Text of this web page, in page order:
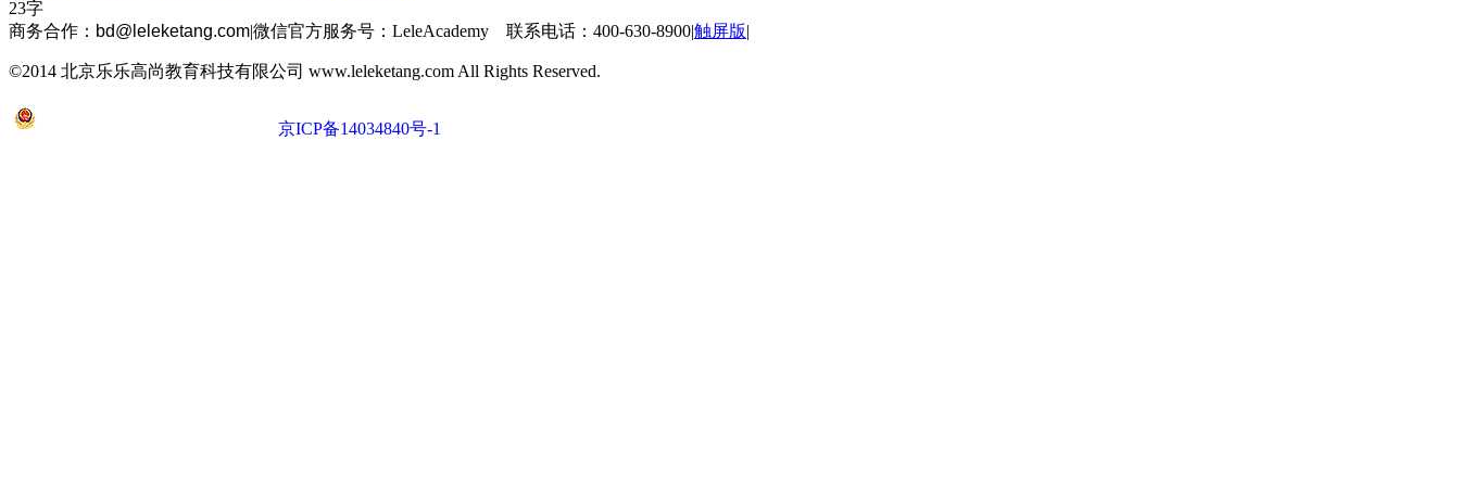
23字
商务合作： bd@leleketang.com|微信官方服务号：LeleAcademy 联系电话：400-630-8900|触屏版|
©2014 北京乐乐高尚教育科技有限公司 www.leleketang.com All Rights Reserved.
京ICP备14034840号-1